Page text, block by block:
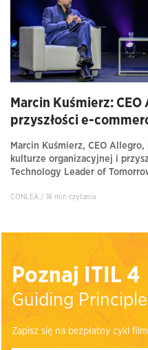
Marcin Kuśmierz:
przyszłości e-
Marcin Kuśmierz, CEO
kulturze organizacyjnej i
Technology Leader of
CONLEA / 16 min czytania
Poznaj ITIL 4
Guiding
Zapisz się na bezpłatny cykl